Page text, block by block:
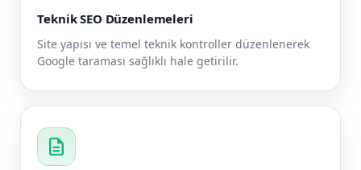
Teknik SEO Düzenlemeleri
Site yapısı ve temel teknik kontroller düzenlenerek
Google taraması sağlıklı hale getirilir.
description